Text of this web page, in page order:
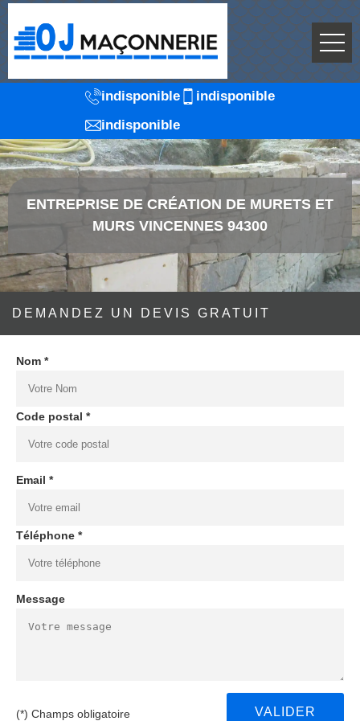
indisponible
indisponible
indisponible
ENTREPRISE DE CRÉATION DE MURETS ET
MURS VINCENNES 94300
DEMANDEZ UN DEVIS GRATUIT
Nom *
Code postal *
Email *
Téléphone *
Message
(*) Champs obligatoire